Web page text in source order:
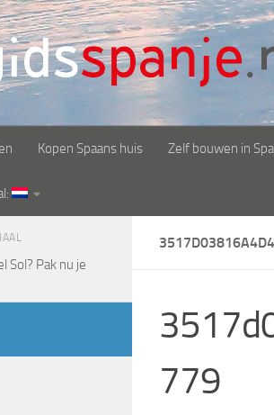
Kopen Spaans huis Zelf bouwen in
779
Sol? Pak nu je